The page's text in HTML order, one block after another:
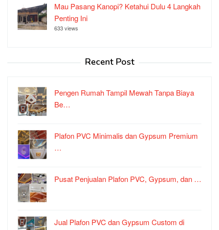
Mau Pasang Kanopi? Ketahui Dulu 4 Langkah
Penting Ini
633 views
Recent Post
Pengen Rumah Tampil Mewah Tanpa Biaya
Be…
Plafon PVC Minimalis dan Gypsum Premium
…
Pusat Penjualan Plafon PVC, Gypsum, dan …
Jual Plafon PVC dan Gypsum Custom di